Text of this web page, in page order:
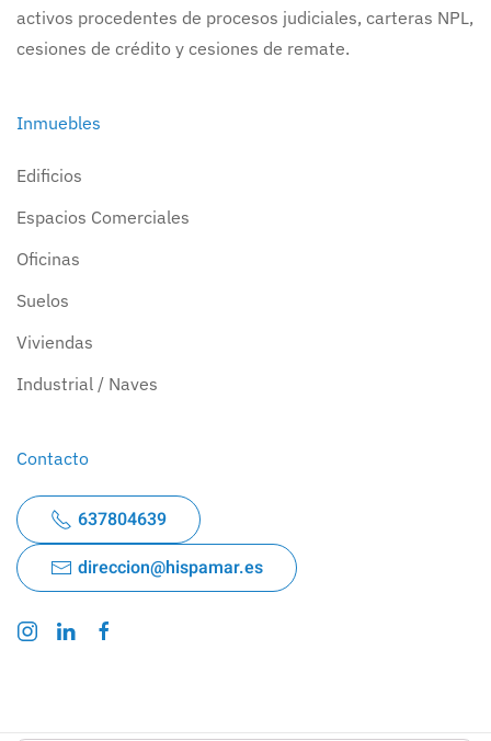
activos procedentes de procesos judiciales, carteras NPL,
cesiones de crédito y cesiones de remate.
Inmuebles
Edificios
Espacios Comerciales
Oficinas
Suelos
Viviendas
Industrial / Naves
Contacto
637804639
direccion@hispamar.es